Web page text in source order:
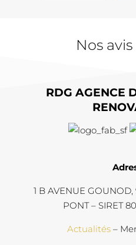
Nos
RDG AGENCE
1 B AVENUE
PONT – SIRET
Actualités –